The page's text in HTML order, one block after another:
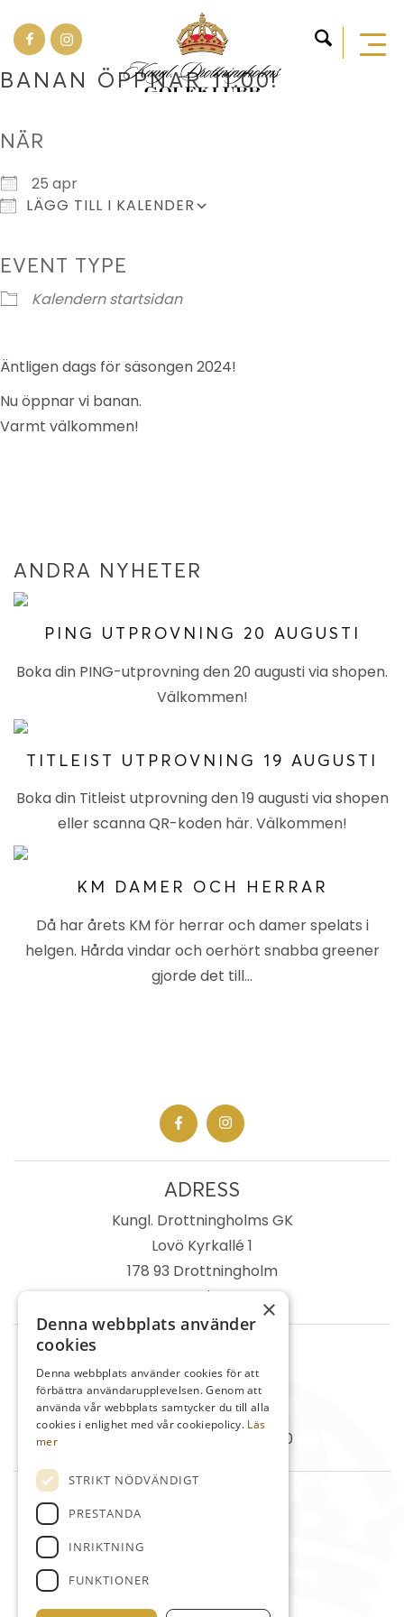
BANAN ÖPPNAR 11.00!
NÄR
25 apr
LÄGG TILL I KALENDER
Ladda ner ICS
EVENT TYPE
Kalendern startsidan
Äntligen dags för säsongen 2024!
Nu öppnar vi banan.
Varmt välkommen!
ANDRA NYHETER
PING UTPROVNING 20 AUGUSTI
Boka din PING-utprovning den 20 augusti via shopen.
Välkommen!
TITLEIST UTPROVNING 19 AUGUSTI
Boka din Titleist utprovning den 19 augusti via shopen
eller scanna QR-koden här. Välkommen!
KM DAMER OCH HERRAR
Då har årets KM för herrar och damer spelats i
helgen. Hårda vindar och oerhört snabba greener
gjorde det till…
ADRESS
Kungl. Drottningholms GK
Lovö Kyrkallé 1
178 93 Drottningholm
Sverige
Kansli08-759 03 11
Reception08-759 00 85
08-759 07 50
lovobistro@kdrgk.se
×
Denna webbplats använder
cookies
Denna webbplats använder cookies för att
förbättra användarupplevelsen. Genom att
använda vår webbplats samtycker du till alla
cookies i enlighet med vår cookiepolicy. Läs
mer
STRIKT NÖDVÄNDIGT
PRESTANDA
INRIKTNING
FUNKTIONER